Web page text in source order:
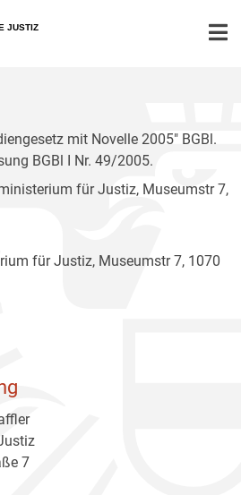
JUSTIZ
mit Novelle 2005" BGBl.
BGBl I Nr. 49/2005.
für Justiz, Museumstr 7,
für Justiz, Museumstr 7, 1070
7